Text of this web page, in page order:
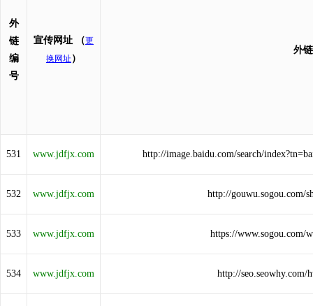
外
链
编
号
宣传网址 （更
换网址 ）
外
531 www.jdfjx.com http://image.baidu.com/search/
532 www.jdfjx.com http://gouwu.sogou.com/
533 www.jdfjx.com https://www.sogou.com/
534 www.jdfjx.com http://